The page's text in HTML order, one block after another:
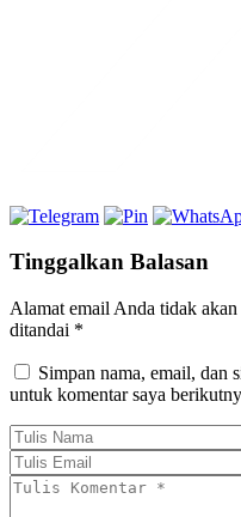
Tinggalkan Balasan
Alamat email Anda tidak
ditandai *
Simpan nama, email, dan
untuk komentar saya